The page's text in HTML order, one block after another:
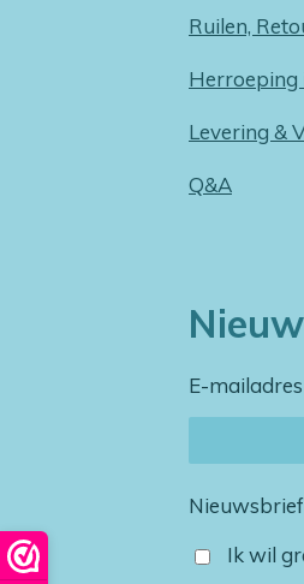
Ruilen,
Herroeping
Levering &
Q&A
E-
Ik wil